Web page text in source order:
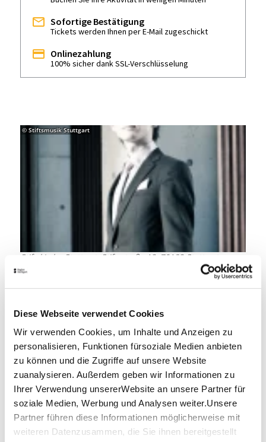
Diese Webseite verwendet Cookies
Wir verwenden Cookies, um Inhalte und Anzeigen zu
personalisieren, Funktionen fürsoziale Medien anbieten
zu können und die Zugriffe auf unsere Website
zuanalysieren. Außerdem geben wir Informationen zu
Ihrer Verwendung unsererWebsite an unsere Partner für
soziale Medien, Werbung und Analysen weiter.Unsere
Partner führen diese Informationen möglicherweise mit
weiteren Datenzusammen, die Sie ihnen bereitgestellt
© Stiftsmusik Stuttgart
Stiftskirche Stuttgart, Stiftsstraße 12, 70182 Stuttgart
Stunde der Kirchenmusik
Sofortige Bestätigung
Tickets werden Ihnen per E-Mail zugeschickt
Onlinezahlung
100% sicher dank SSL-Verschlüsselung
Stiftsstraße 12
70182 Stuttgart
Veranstalter: Stiftsmusik Stuttgart
Planen Sie Ihre Anreise
Verkehrs- und Tarifverbund Stuttgart GmbH